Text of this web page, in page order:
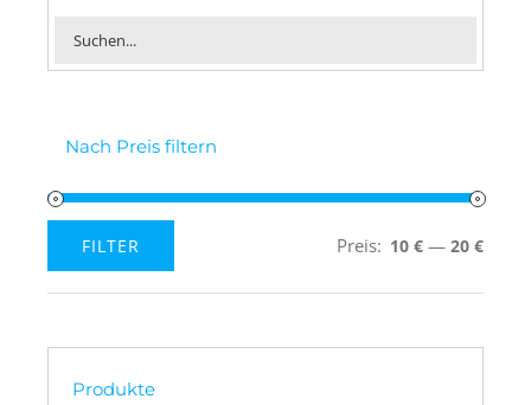
Nach Preis filtern
Preis
Preis
FILTER Preis: 10 € — 20 €
Produkte